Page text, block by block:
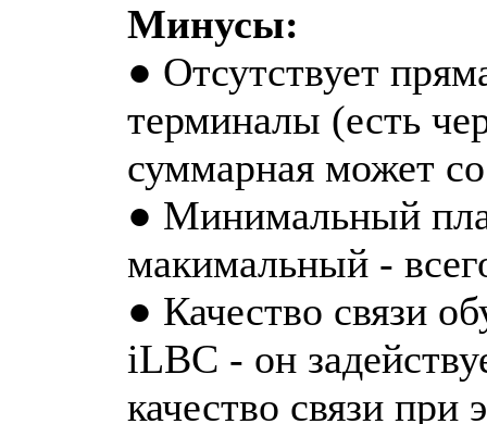
Минусы:
● Отсутствует
терминалы (есть
суммарная может
● Минимальный
макимальный -
● Качество связи
iLBC - он
качество связи при